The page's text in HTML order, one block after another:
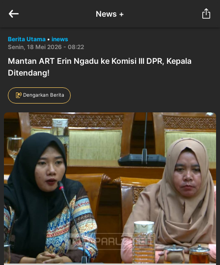
News +
Berita Utama • inews
Senin, 18 Mei 2026 - 08:22
Mantan ART Erin Ngadu ke Komisi III DPR, Kepala
Ditendang!
Dengarkan Berita